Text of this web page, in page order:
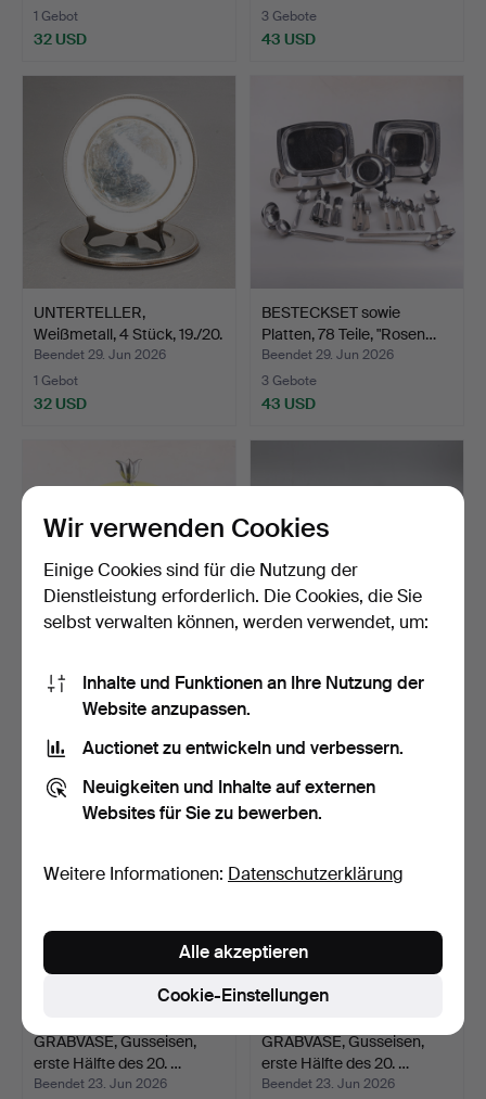
1 Gebot
32 USD
3 Gebote
43 USD
UNTERTELLER,
Weißmetall, 4 Stück, 19./20.
…
Beendet 29. Jun 2026
1 Gebot
32 USD
BESTECKSET sowie
Platten, 78 Teile, "Rosen…
Beendet 29. Jun 2026
3 Gebote
43 USD
BIRGITTA FOLCKER
SUNDVALL. Cool Globe,
Beendet 29. Jun 2026
1 Gebot
GASFLASCHEN, 2 Stück.
2 Gebote
GRABVASE, Gusseisen,
erste Hälfte des 20. …
Beendet 23. Jun 2026
GRABVASE, Gusseisen,
erste Hälfte des 20. …
Beendet 23. Jun 2026
Wir verwenden Cookies
Einige Cookies sind für die Nutzung der
Dienstleistung erforderlich. Die Cookies, die Sie
selbst verwalten können, werden verwendet, um:
Inhalte und Funktionen an Ihre Nutzung der
Website anzupassen.
Auctionet zu entwickeln und verbessern.
Neuigkeiten und Inhalte auf externen
Websites für Sie zu bewerben.
Weitere Informationen: Datenschutzerklärung
Cookie-Einstellungen
Alle akzeptieren